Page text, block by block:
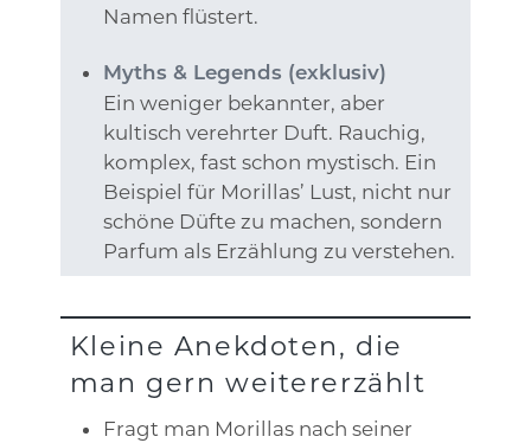
Namen flüstert.
Myths & Legends (exklusiv)
Ein weniger bekannter, aber
kultisch verehrter Duft. Rauchig,
komplex, fast schon mystisch. Ein
Beispiel für Morillas’ Lust, nicht nur
schöne Düfte zu machen, sondern
Parfum als Erzählung zu verstehen.
Kleine Anekdoten, die
man gern weitererzählt
Fragt man Morillas nach seiner